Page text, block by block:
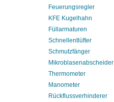
Feuerungsregler
KFE Kugelhahn
Füllarmaturen
Schnellentlüfter
Schmutzfänger
Mikroblasenabscheider
Thermometer
Manometer
Rückflussverhinderer